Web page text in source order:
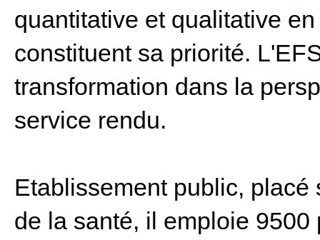
quantitative et qualitative
constituent sa priorité.
transformation dans la
service rendu.
Etablissement public,
de la santé, il emploie